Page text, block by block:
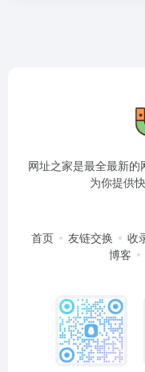
网址之家是最全最新的
为你提供
首页 友链交换 收
博客